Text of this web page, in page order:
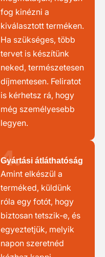
fog kinézni a
kiválasztott terméken.
Ha szükséges, több
tervet is készítünk
neked, természetesen
díjmentesen. Feliratot
is kérhetsz rá, hogy
még személyesebb
legyen.
4.
Gyártási átláthatóság
Amint elkészül a
terméked, küldünk
róla egy fotót, hogy
biztosan tetszik-e, és
egyeztetjük, melyik
napon szeretnéd